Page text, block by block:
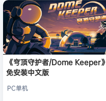
《穹顶守护者/Dome Keeper》
免安装中文版
PC单机